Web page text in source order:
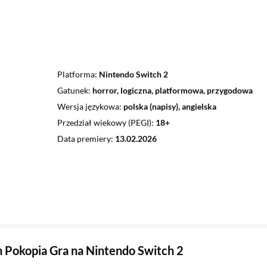
Platforma Nintendo Switch 2
Gatunek horror, logiczna, platformowa, przygodowa
Wersja językowa polska (napisy), angielska
Przedział wiekowy (PEGI) 18+
Data premiery 13.02.2026
Pokopia Gra na Nintendo Switch 2